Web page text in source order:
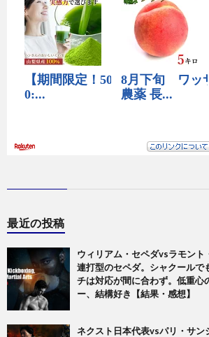
最近の投稿
ウィリアム・セペダvsラモント
連打型のセペダ。シャクールで
チは対応が間に合わず。低重心
ー、結構好き【結果・感想】
ネクスト日本代表vsパリ・サン